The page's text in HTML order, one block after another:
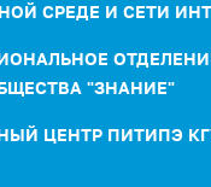
СРЕДЕ И СЕТИ
"ЗНАНИЕ"
ЦЕНТР ПИТИПЭ